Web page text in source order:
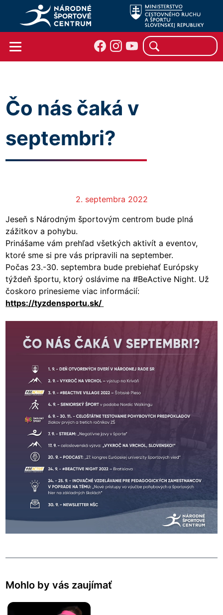
Čo nás čaká v
septembri?
2. septembra 2022
Jeseň s Národným športovým centrom bude plná
zážitkov a pohybu.
Prinášame vám prehľad všetkých aktivít a eventov,
ktoré sme si pre vás pripravili na september.
Počas 23.-30. septembra bude prebiehať Európsky
týždeň športu, ktorý oslávime na #BeActive Night. Už
čoskoro prinesieme viac informácií:
https://tyzdensportu.sk/
Mohlo by vás zaujímať